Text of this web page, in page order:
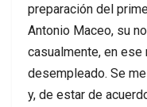
preparación del
Antonio Maceo, su
casualmente, en
desempleado. Se
y, de estar de